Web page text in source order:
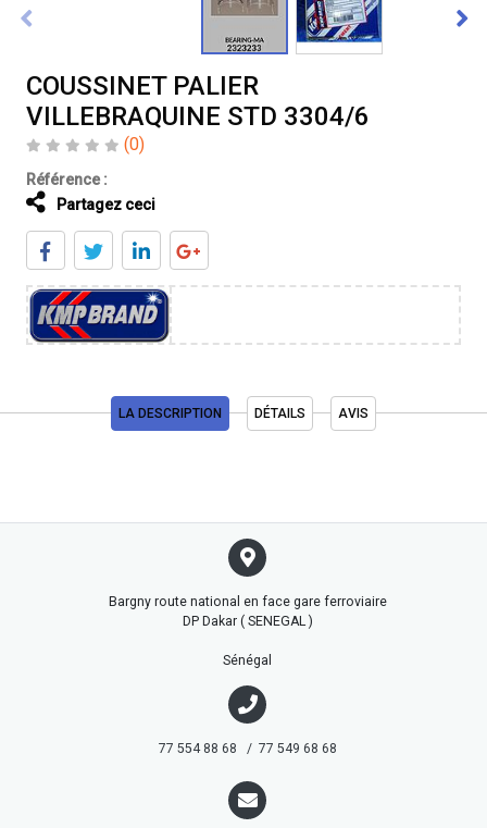
COUSSINET PALIER
VILLEBRAQUINE STD 3304/6
(0)
Référence :
Partagez ceci
LA DESCRIPTION DÉTAILS AVIS
Bargny route national en face gare ferroviaire
DP Dakar ( SENEGAL )
Sénégal
77 554 88 68 / 77 549 68 68